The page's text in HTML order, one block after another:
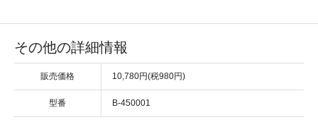
その他の詳細情報
販売価格 10,780円(税980円)
型番 B-450001